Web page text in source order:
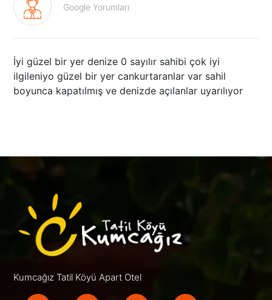
Google Yorumları
İyi güzel bir yer denize 0 sayılır sahibi çok iyi
ilgileniyo güzel bir yer cankurtaranlar var sahil
boyunca kapatılmış ve denizde açılanlar uyarılıyor
Kumcağız Tatil Köyü Apart Otel